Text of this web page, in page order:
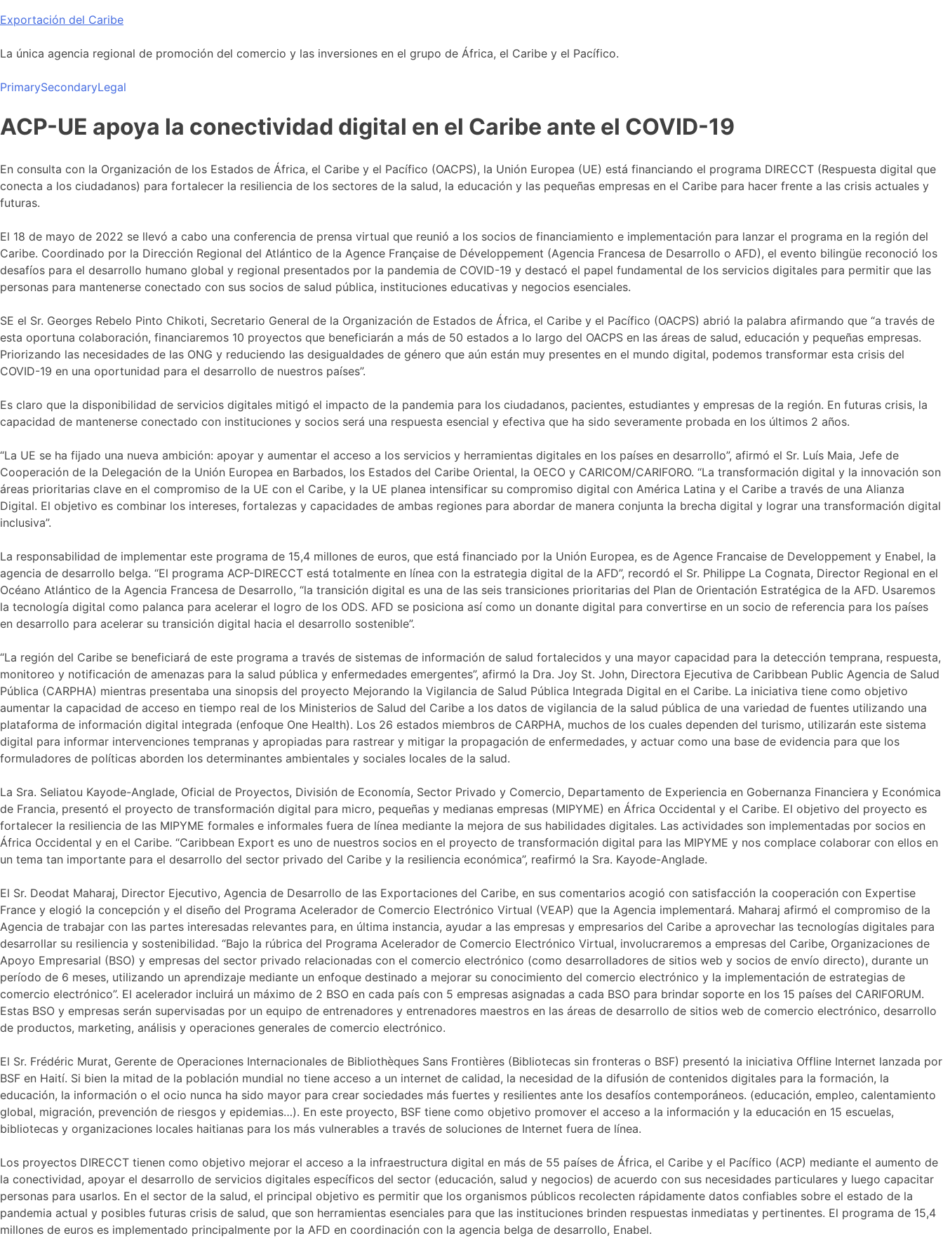
Skip
content
Exportación del Caribe
La única agencia regional de promoción del comercio y las inversiones en el grupo de África, el Caribe y el Pacífico.
PrimarySecondaryLegal
ACP-UE apoya la conectividad digital en el Caribe ante el COVID-19
En consulta con la Organización de los Estados de África, el Caribe y el Pacífico (OACPS), la Unión Europea (UE) está financiando el programa DIRECCT (Respuesta digital que
conecta a los ciudadanos) para fortalecer la resiliencia de los sectores de la salud, la educación y las pequeñas empresas en el Caribe para hacer frente a las crisis actuales y
futuras.
El 18 de mayo de 2022 se llevó a cabo una conferencia de prensa virtual que reunió a los socios de financiamiento e implementación para lanzar el programa en la región del
Caribe. Coordinado por la Dirección Regional del Atlántico de la Agence Française de Développement (Agencia Francesa de Desarrollo o AFD), el evento bilingüe reconoció los
desafíos para el desarrollo humano global y regional presentados por la pandemia de COVID-19 y destacó el papel fundamental de los servicios digitales para permitir que las
personas para mantenerse conectado con sus socios de salud pública, instituciones educativas y negocios esenciales.
SE el Sr. Georges Rebelo Pinto Chikoti, Secretario General de la Organización de Estados de África, el Caribe y el Pacífico (OACPS) abrió la palabra afirmando que “a través de
esta oportuna colaboración, financiaremos 10 proyectos que beneficiarán a más de 50 estados a lo largo del OACPS en las áreas de salud, educación y pequeñas empresas.
Priorizando las necesidades de las ONG y reduciendo las desigualdades de género que aún están muy presentes en el mundo digital, podemos transformar esta crisis del
COVID-19 en una oportunidad para el desarrollo de nuestros países”.
Es claro que la disponibilidad de servicios digitales mitigó el impacto de la pandemia para los ciudadanos, pacientes, estudiantes y empresas de la región. En futuras crisis, la
capacidad de mantenerse conectado con instituciones y socios será una respuesta esencial y efectiva que ha sido severamente probada en los últimos 2 años.
“La UE se ha fijado una nueva ambición: apoyar y aumentar el acceso a los servicios y herramientas digitales en los países en desarrollo”, afirmó el Sr. Luís Maia, Jefe de
Cooperación de la Delegación de la Unión Europea en Barbados, los Estados del Caribe Oriental, la OECO y CARICOM/CARIFORO. “La transformación digital y la innovación son
áreas prioritarias clave en el compromiso de la UE con el Caribe, y la UE planea intensificar su compromiso digital con América Latina y el Caribe a través de una Alianza
Digital. El objetivo es combinar los intereses, fortalezas y capacidades de ambas regiones para abordar de manera conjunta la brecha digital y lograr una transformación digital
inclusiva”.
La responsabilidad de implementar este programa de 15,4 millones de euros, que está financiado por la Unión Europea, es de Agence Francaise de Developpement y Enabel, la
agencia de desarrollo belga. “El programa ACP-DIRECCT está totalmente en línea con la estrategia digital de la AFD”, recordó el Sr. Philippe La Cognata, Director Regional en el
Océano Atlántico de la Agencia Francesa de Desarrollo, “la transición digital es una de las seis transiciones prioritarias del Plan de Orientación Estratégica de la AFD. Usaremos
la tecnología digital como palanca para acelerar el logro de los ODS. AFD se posiciona así como un donante digital para convertirse en un socio de referencia para los países
en desarrollo para acelerar su transición digital hacia el desarrollo sostenible”.
“La región del Caribe se beneficiará de este programa a través de sistemas de información de salud fortalecidos y una mayor capacidad para la detección temprana, respuesta,
monitoreo y notificación de amenazas para la salud pública y enfermedades emergentes”, afirmó la Dra. Joy St. John, Directora Ejecutiva de Caribbean Public Agencia de Salud
Pública (CARPHA) mientras presentaba una sinopsis del proyecto Mejorando la Vigilancia de Salud Pública Integrada Digital en el Caribe. La iniciativa tiene como objetivo
aumentar la capacidad de acceso en tiempo real de los Ministerios de Salud del Caribe a los datos de vigilancia de la salud pública de una variedad de fuentes utilizando una
plataforma de información digital integrada (enfoque One Health). Los 26 estados miembros de CARPHA, muchos de los cuales dependen del turismo, utilizarán este sistema
digital para informar intervenciones tempranas y apropiadas para rastrear y mitigar la propagación de enfermedades, y actuar como una base de evidencia para que los
formuladores de políticas aborden los determinantes ambientales y sociales locales de la salud.
La Sra. Seliatou Kayode-Anglade, Oficial de Proyectos, División de Economía, Sector Privado y Comercio, Departamento de Experiencia en Gobernanza Financiera y Económica
de Francia, presentó el proyecto de transformación digital para micro, pequeñas y medianas empresas (MIPYME) en África Occidental y el Caribe. El objetivo del proyecto es
fortalecer la resiliencia de las MIPYME formales e informales fuera de línea mediante la mejora de sus habilidades digitales. Las actividades son implementadas por socios en
África Occidental y en el Caribe. “Caribbean Export es uno de nuestros socios en el proyecto de transformación digital para las MIPYME y nos complace colaborar con ellos en
un tema tan importante para el desarrollo del sector privado del Caribe y la resiliencia económica”, reafirmó la Sra. Kayode-Anglade.
El Sr. Deodat Maharaj, Director Ejecutivo, Agencia de Desarrollo de las Exportaciones del Caribe, en sus comentarios acogió con satisfacción la cooperación con Expertise
France y elogió la concepción y el diseño del Programa Acelerador de Comercio Electrónico Virtual (VEAP) que la Agencia implementará. Maharaj afirmó el compromiso de la
Agencia de trabajar con las partes interesadas relevantes para, en última instancia, ayudar a las empresas y empresarios del Caribe a aprovechar las tecnologías digitales para
desarrollar su resiliencia y sostenibilidad. “Bajo la rúbrica del Programa Acelerador de Comercio Electrónico Virtual, involucraremos a empresas del Caribe, Organizaciones de
Apoyo Empresarial (BSO) y empresas del sector privado relacionadas con el comercio electrónico (como desarrolladores de sitios web y socios de envío directo), durante un
período de 6 meses, utilizando un aprendizaje mediante un enfoque destinado a mejorar su conocimiento del comercio electrónico y la implementación de estrategias de
comercio electrónico”. El acelerador incluirá un máximo de 2 BSO en cada país con 5 empresas asignadas a cada BSO para brindar soporte en los 15 países del CARIFORUM.
Estas BSO y empresas serán supervisadas por un equipo de entrenadores y entrenadores maestros en las áreas de desarrollo de sitios web de comercio electrónico, desarrollo
de productos, marketing, análisis y operaciones generales de comercio electrónico.
El Sr. Frédéric Murat, Gerente de Operaciones Internacionales de Bibliothèques Sans Frontières (Bibliotecas sin fronteras o BSF) presentó la iniciativa Offline Internet lanzada por
BSF en Haití. Si bien la mitad de la población mundial no tiene acceso a un internet de calidad, la necesidad de la difusión de contenidos digitales para la formación, la
educación, la información o el ocio nunca ha sido mayor para crear sociedades más fuertes y resilientes ante los desafíos contemporáneos. (educación, empleo, calentamiento
global, migración, prevención de riesgos y epidemias…). En este proyecto, BSF tiene como objetivo promover el acceso a la información y la educación en 15 escuelas,
bibliotecas y organizaciones locales haitianas para los más vulnerables a través de soluciones de Internet fuera de línea.
Los proyectos DIRECCT tienen como objetivo mejorar el acceso a la infraestructura digital en más de 55 países de África, el Caribe y el Pacífico (ACP) mediante el aumento de
la conectividad, apoyar el desarrollo de servicios digitales específicos del sector (educación, salud y negocios) de acuerdo con sus necesidades particulares y luego capacitar
personas para usarlos. En el sector de la salud, el principal objetivo es permitir que los organismos públicos recolecten rápidamente datos confiables sobre el estado de la
pandemia actual y posibles futuras crisis de salud, que son herramientas esenciales para que las instituciones brinden respuestas inmediatas y pertinentes. El programa de 15,4
millones de euros es implementado principalmente por la AFD en coordinación con la agencia belga de desarrollo, Enabel.